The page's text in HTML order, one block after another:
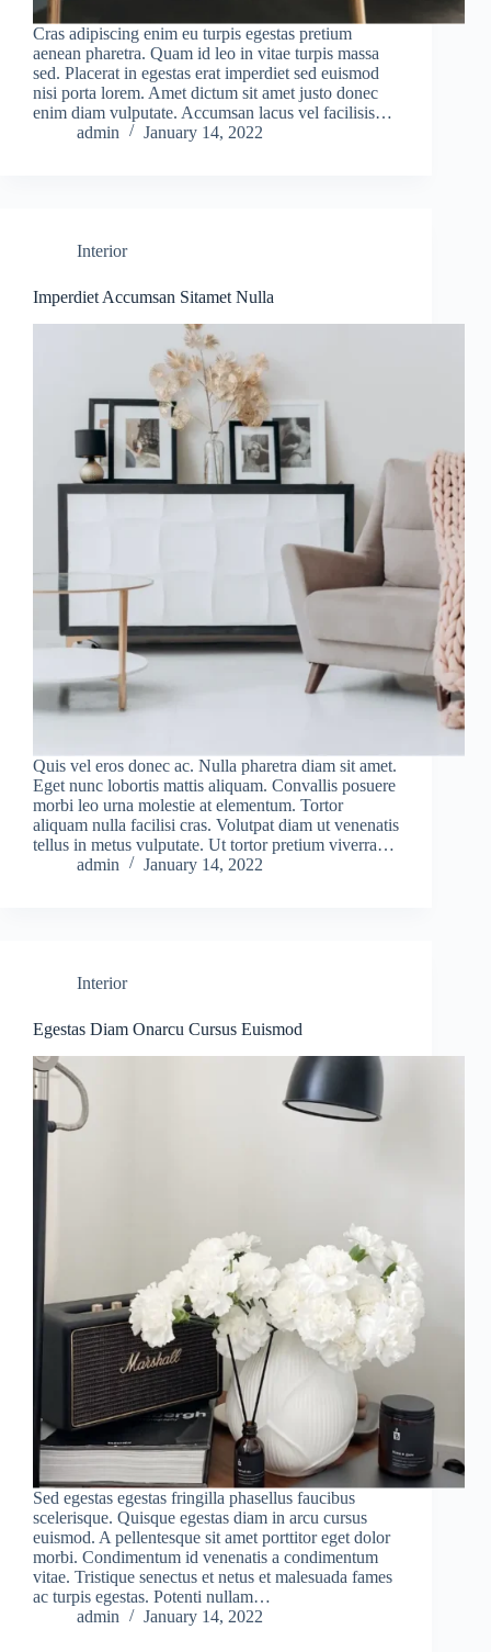
Cras adipiscing enim eu turpis egestas pretium
aenean pharetra. Quam id leo in vitae turpis massa
sed. Placerat in egestas erat imperdiet sed euismod
nisi porta lorem. Amet dictum sit amet justo donec
enim diam vulputate. Accumsan lacus vel facilisis…
admin
January 14, 2022
Interior
Imperdiet Accumsan Sitamet Nulla
Quis vel eros donec ac. Nulla pharetra diam sit amet.
Eget nunc lobortis mattis aliquam. Convallis posuere
morbi leo urna molestie at elementum. Tortor
aliquam nulla facilisi cras. Volutpat diam ut venenatis
tellus in metus vulputate. Ut tortor pretium viverra…
admin
January 14, 2022
Interior
Egestas Diam Onarcu Cursus Euismod
Sed egestas egestas fringilla phasellus faucibus
scelerisque. Quisque egestas diam in arcu cursus
euismod. A pellentesque sit amet porttitor eget dolor
morbi. Condimentum id venenatis a condimentum
vitae. Tristique senectus et netus et malesuada fames
ac turpis egestas. Potenti nullam…
admin
January 14, 2022